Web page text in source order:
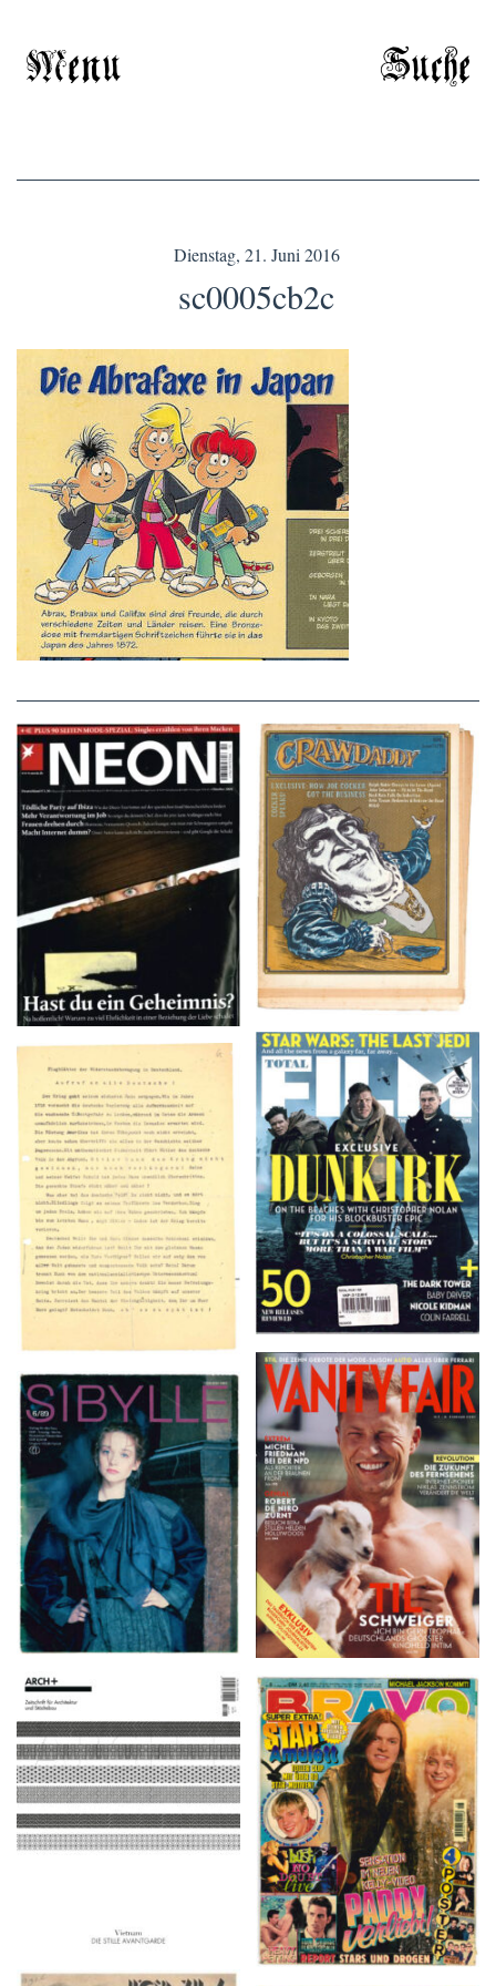
Menu Suche
Dienstag, 21. Juni 2016
sc0005cb2c
NEON – OKTOBER
2008
Crawdaddy – June/11/72
TOTAL FILM #260 –
SUMMER 2017
Flugblätter der Weissen
Rose – V, Januar 1943
VANITY FAIR – Nr. 7 –
8. Februar 2007
SIBYLLE 6/89
ARCH+ Nr. 226, Herbst
2016
BRAVO – Nr. 8, 13. Febr.
1997